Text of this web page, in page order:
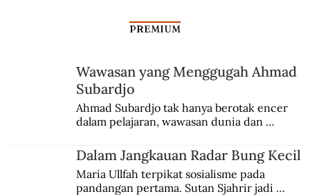
PREMIUM
Wawasan yang Menggugah Ahmad
Subardjo
Ahmad Subardjo tak hanya berotak encer
dalam pelajaran, wawasan dunia dan
Jules Verne, Multatuli, hingga Sun Yat-sen.
Dalam Jangkauan Radar Bung Kecil
Maria Ullfah terpikat sosialisme pada
pandangan pertama. Sutan Sjahrir jadi